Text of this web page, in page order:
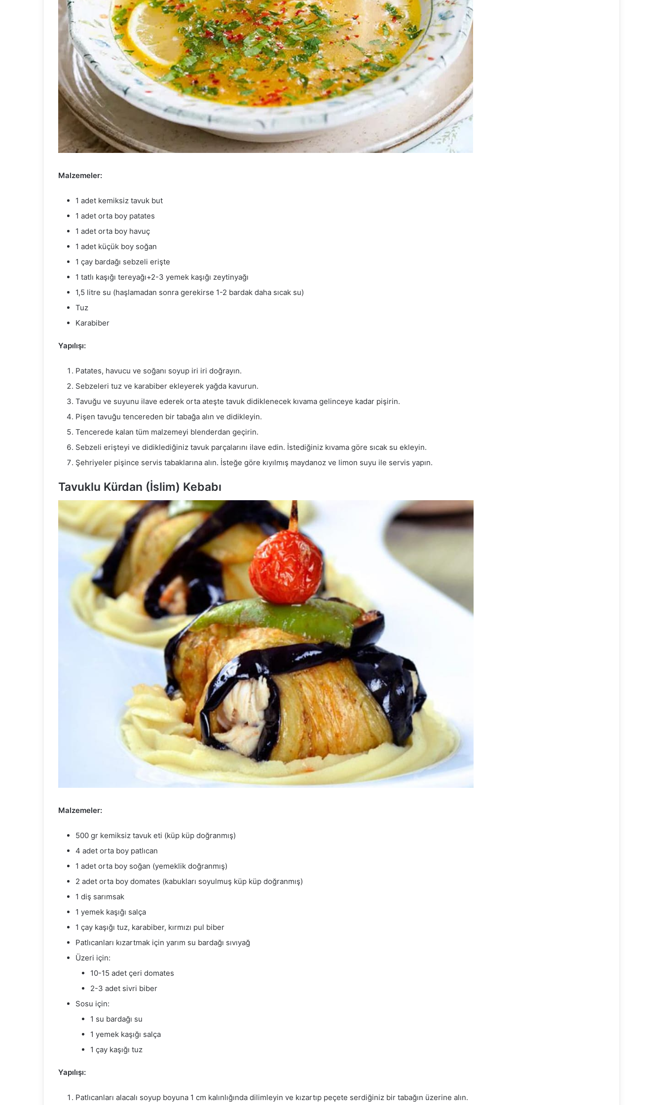
Malzemeler:
1 adet kemiksiz tavuk but
1 adet orta boy patates
1 adet orta boy havuç
1 adet küçük boy soğan
1 çay bardağı sebzeli erişte
1 tatlı kaşığı tereyağı+2-3 yemek kaşığı zeytinyağı
1,5 litre su (haşlamadan sonra gerekirse 1-2 bardak daha sıcak su)
Tuz
Karabiber
Yapılışı:
Patates, havucu ve soğanı soyup iri iri doğrayın.
Sebzeleri tuz ve karabiber ekleyerek yağda kavurun.
Tavuğu ve suyunu ilave ederek orta ateşte tavuk didiklenecek kıvama gelinceye kadar pişirin.
Pişen tavuğu tencereden bir tabağa alın ve didikleyin.
Tencerede kalan tüm malzemeyi blenderdan geçirin.
Sebzeli erişteyi ve didiklediğiniz tavuk parçalarını ilave edin. İstediğiniz kıvama göre sıcak su ekleyin.
Şehriyeler pişince servis tabaklarına alın. İsteğe göre kıyılmış maydanoz ve limon suyu ile servis yapın.
Tavuklu Kürdan (İslim) Kebabı
Malzemeler:
500 gr kemiksiz tavuk eti (küp küp doğranmış)
4 adet orta boy patlıcan
1 adet orta boy soğan (yemeklik doğranmış)
2 adet orta boy domates (kabukları soyulmuş küp küp doğranmış)
1 diş sarımsak
1 yemek kaşığı salça
1 çay kaşığı tuz, karabiber, kırmızı pul biber
Patlıcanları kızartmak için yarım su bardağı sıvıyağ
Üzeri için:
10-15 adet çeri domates
2-3 adet sivri biber
Sosu için:
1 su bardağı su
1 yemek kaşığı salça
1 çay kaşığı tuz
Yapılışı:
Patlıcanları alacalı soyup boyuna 1 cm kalınlığında dilimleyin ve kızartıp peçete serdiğiniz bir tabağın üzerine alın.